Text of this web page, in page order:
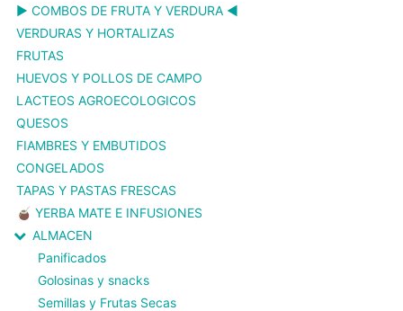
▶️ COMBOS DE FRUTA Y VERDURA ◀️
VERDURAS Y HORTALIZAS
FRUTAS
HUEVOS Y POLLOS DE CAMPO
LACTEOS AGROECOLOGICOS
QUESOS
FIAMBRES Y EMBUTIDOS
CONGELADOS
TAPAS Y PASTAS FRESCAS
🧉 YERBA MATE E INFUSIONES
ALMACEN
Panificados
Golosinas y snacks
Semillas y Frutas Secas